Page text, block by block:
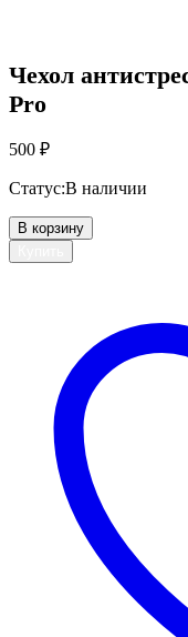
Чехол
Pro
500 ₽
Статус:В наличии
В корзину